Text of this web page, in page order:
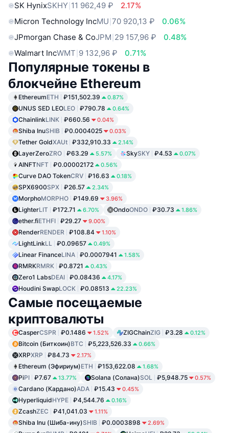
SK HynixSKHY 11 962,49 ₽
2.17%
Micron Technology IncMU 70 920,13 ₽
0.06%
JPmorgan Chase & CoJPM 29 157,96 ₽
0.48%
Walmart IncWMT 9 132,96 ₽ 0.71%
Популярные токены в
блокчейне Ethereum
EthereumETH ₽151,502.39 0.87%
UNUS SED LEOLEO ₽790.78 0.64%
ChainlinkLINK ₽660.56 0.04%
Shiba InuSHIB ₽0.0004025 0.03%
Tether GoldXAUt ₽332,910.33 2.14%
LayerZeroZRO ₽63.29 5.57% SkySKY ₽4.53 0.07%
AINFTNFT ₽0.00002172 0.56%
Curve DAO TokenCRV ₽16.63 0.18%
SPX6900SPX ₽26.57 2.34%
MorphoMORPHO ₽149.69 3.96%
LighterLIT ₽172.71 6.70% OndoONDO ₽30.73 1.86%
ether.fiETHFI ₽29.27 9.00%
RenderRENDER ₽108.84 1.10%
LightLinkLL ₽0.09657 0.49%
Linear FinanceLINA ₽0.0007941 1.58%
RMRKRMRK ₽0.8721 0.43%
Zero1 LabsDEAI ₽0.08436 4.17%
Houdini SwapLOCK ₽0.08513 22.23%
Самые посещаемые
криптовалюты
CasperCSPR ₽0.1486 1.52% ZIGChainZIG ₽3.28 0.12%
Bitcoin (Биткоин)BTC ₽5,223,526.33 0.66%
XRPXRP ₽84.73 2.17%
Ethereum (Эфириум)ETH ₽153,622.08 1.68%
PiPI ₽7.67 13.77% Solana (Солана)SOL ₽5,948.75 0.57%
Cardano (Кардано)ADA ₽15.43 0.45%
HyperliquidHYPE ₽4,544.76 0.16%
ZcashZEC ₽41,041.03 1.11%
Shiba Inu (Шиба-ину)SHIB ₽0.0003898 2.69%